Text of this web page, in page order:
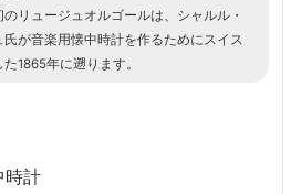
のリュージュオルゴールは、シャルル・
氏が音楽用懐中時計を作るためにスイス
1865年に遡ります。
計